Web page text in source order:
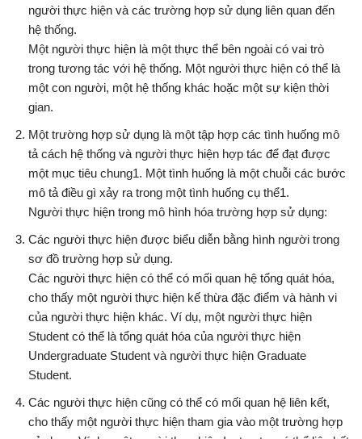
người thực hiện và các trường hợp sử dụng liên quan đến
hệ thống.
Một người thực hiện là một thực thể bên ngoài có vai trò
trong tương tác với hệ thống. Một người thực hiện có thể là
một con người, một hệ thống khác hoặc một sự kiện thời
gian.
Một trường hợp sử dụng là một tập hợp các tình huống mô
tả cách hệ thống và người thực hiện hợp tác để đạt được
một mục tiêu chung1. Một tình huống là một chuỗi các bước
mô tả điều gì xảy ra trong một tình huống cụ thể1.
Người thực hiện trong mô hình hóa trường hợp sử dụng:
Các người thực hiện được biểu diễn bằng hình người trong
sơ đồ trường hợp sử dụng.
Các người thực hiện có thể có mối quan hệ tổng quát hóa,
cho thấy một người thực hiện kế thừa đặc điểm và hành vi
của người thực hiện khác. Ví dụ, một người thực hiện
Student có thể là tổng quát hóa của người thực hiện
Undergraduate Student và người thực hiện Graduate
Student.
Các người thực hiện cũng có thể có mối quan hệ liên kết,
cho thấy một người thực hiện tham gia vào một trường hợp